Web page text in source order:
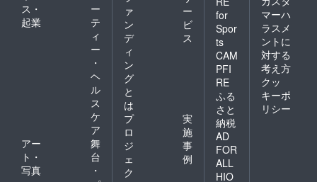
ス・
起業
ー
テ
ィ
ー
・
ヘ
ル
ス
ケ
ア
アー
ト・
写真
舞
台
・
ァ
ン
デ
ィ
ン
グ
と
は
ー
ビ
ス
プ
ロ
ジ
ェ
ク
実
施
事
例
for
Spor
ts
CAM
PFI
RE
ふる
さと
納税
AD
FOR
ALL
HIO
マーハ
ラスメ
ントに
対する
考え方
クッ
キーポ
リシー